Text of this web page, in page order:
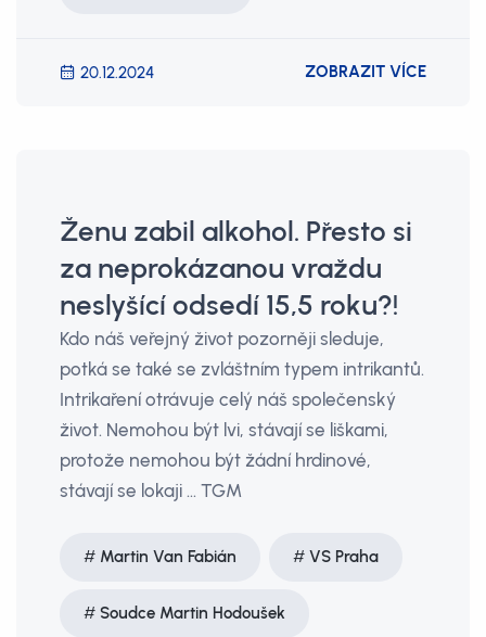
20.12.2024 ZOBRAZIT VÍCE
Ženu zabil alkohol. Přesto si
za neprokázanou vraždu
neslyšící odsedí 15,5 roku?!
Kdo náš veřejný život pozorněji sleduje,
potká se také se zvláštním typem intrikantů.
Intrikaření otrávuje celý náš společenský
život. Nemohou být lvi, stávají se liškami,
protože nemohou být žádní hrdinové,
stávají se lokaji ... TGM
Martin Van Fabián VS Praha
Soudce Martin Hodoušek